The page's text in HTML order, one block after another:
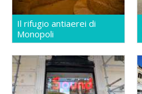
Il rifugio antiaerei di
Monopoli